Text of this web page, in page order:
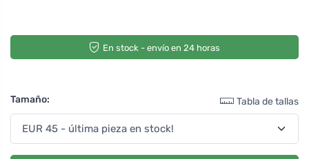
En stock - envío en 24 horas
Tamaño: Tabla de tallas